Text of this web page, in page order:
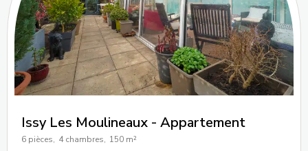
Issy Les Moulineaux - Appartement
6 pièces, 4 chambres, 150 m²